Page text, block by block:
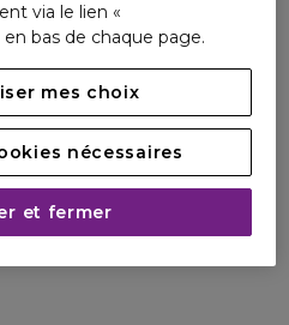
via le lien «
bas de chaque page.
mes choix
nécessaires
et fermer